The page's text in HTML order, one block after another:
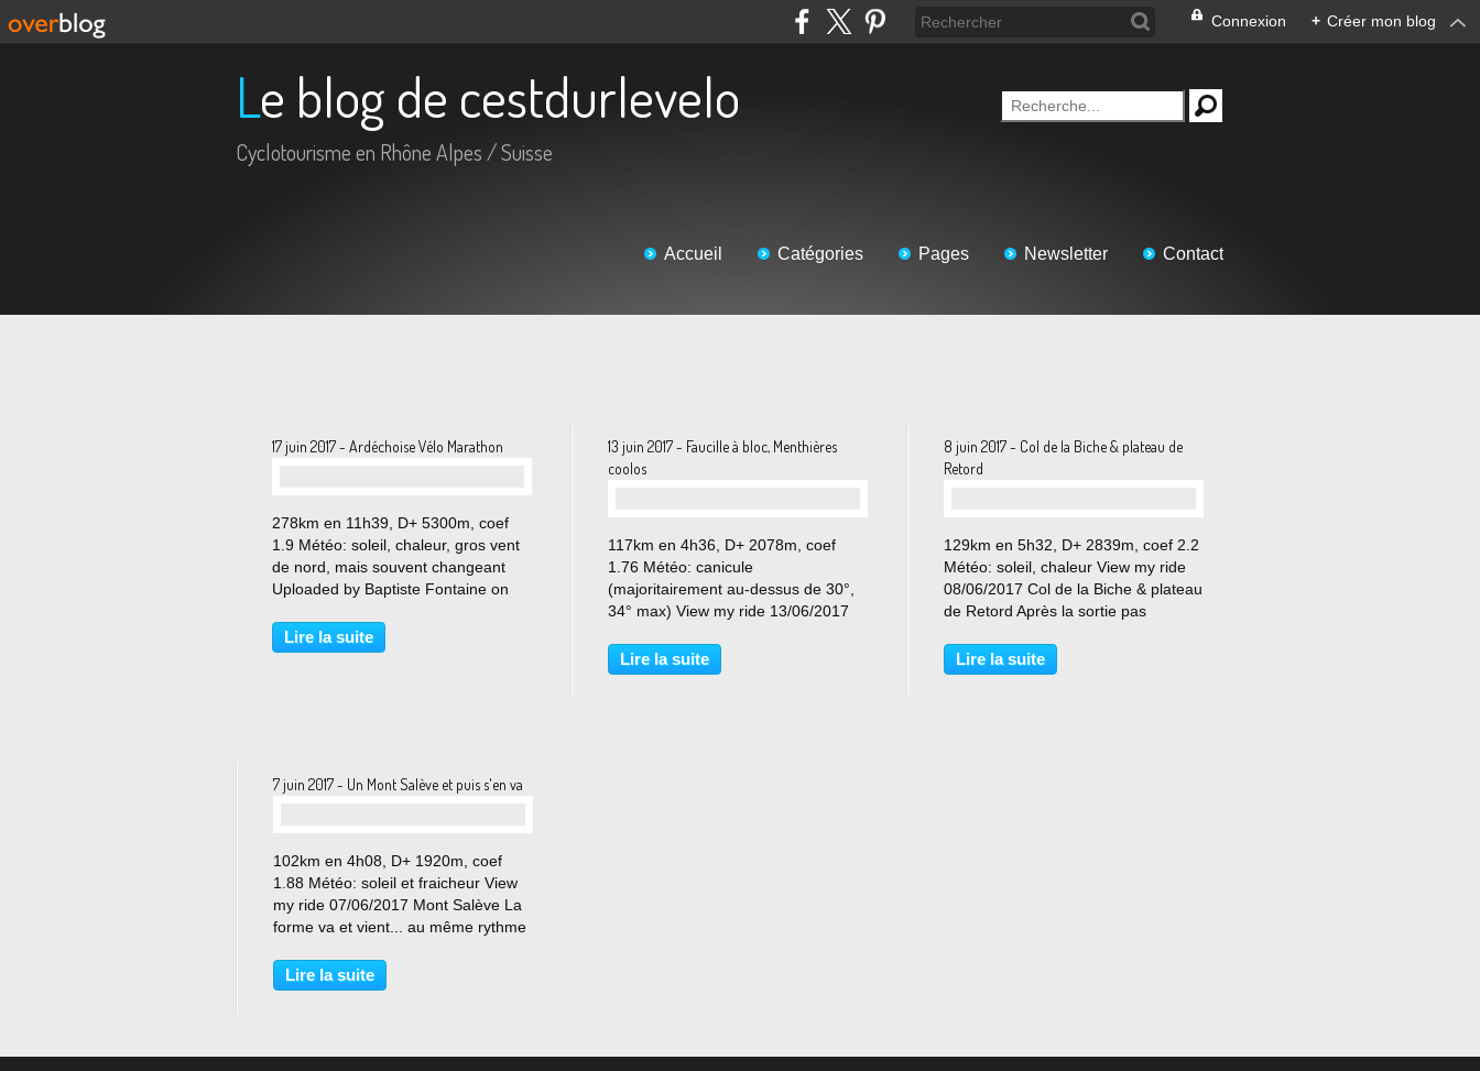
Connexion + Créer mon blog
Le blog de cestdurlevelo
Cyclotourisme en Rhône Alpes / Suisse
Accueil Catégories Pages Newsletter Contact
17 juin 2017 - Ardéchoise Vélo Marathon
278km en 11h39, D+ 5300m, coef
1.9 Météo: soleil, chaleur, gros vent
de nord, mais souvent changeant
Uploaded by Baptiste Fontaine on
beau chercher quelques acronymes
sympas, type Attention Vent en
Lire la suite
13 juin 2017 - Faucille à bloc, Menthières
coolos
117km en 4h36, D+ 2078m, coef
1.76 Météo: canicule
(majoritairement au-dessus de 30°,
34° max) View my ride 13/06/2017
cool Nous y voilà... sur le paillasson,
devant la porte d'entrée de la
Lire la suite
8 juin 2017 - Col de la Biche & plateau de
Retord
129km en 5h32, D+ 2839m, coef 2.2
Météo: soleil, chaleur View my ride
08/06/2017 Col de la Biche & plateau
de Retord Après la sortie pas
mais intense, d'hier, je profite de
cette journée de congés pour aller
Lire la suite
7 juin 2017 - Un Mont Salève et puis s'en va
102km en 4h08, D+ 1920m, coef
1.88 Météo: soleil et fraicheur View
my ride 07/06/2017 Mont Salève La
forme va et vient... au même rythme
pédaler ! Il y a eu des hauts ces
deux dernières semaines, avec par
Lire la suite